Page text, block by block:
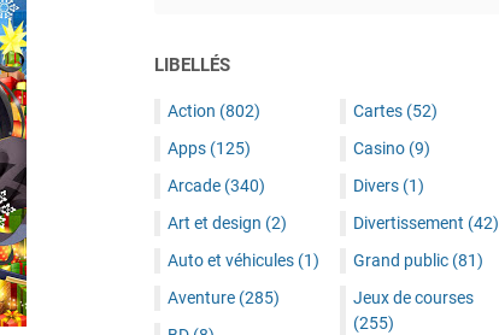
LIBELLÉS
Action (802)
Apps (125)
Arcade (340)
Art et design (2)
Auto et véhicules (1)
Aventure (285)
Cartes (52)
Casino (9)
Divers (1)
Divertissement (42)
Grand public (81)
Jeux de courses
(255)